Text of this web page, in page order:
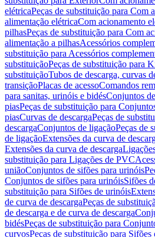
elétricaPeças de substituição para Com
alimentação elétricaCom acionamento
pilhasPeças de substituição para Com
alimentação a pilhasAcessórios
substituição para Acessórios
substituiçãoPeças de substituição para
substituiçãoTubos de descarga, curvas
transiçãoPlacas de acessoComandos
para sanitas, urinóis e bidésConjuntos
piasPeças de substituição para
piasCurvas de descargaPeças de
descargaConjuntos de ligaçãoPeças de
de ligaçãoExtensões da curva de
Extensões da curva de descarga
substituição para Ligações de PVC
uniãoConjuntos de sifões para urinóis
Conjuntos de sifões para urinóisSifões
substituição para Sifões de urinóis
de curva de descargaPeças de
de descarga e de curva de descarga
bidésPeças de substituição para
curvosPeças de substituição para Sifões